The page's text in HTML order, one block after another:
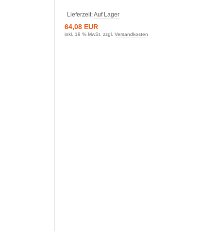
Lieferzeit:Auf Lager
64,08 EUR
inkl. 19 % MwSt. zzgl. Versandkosten